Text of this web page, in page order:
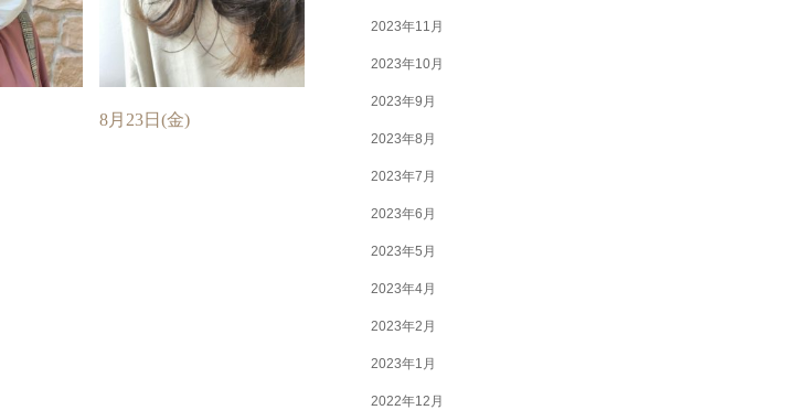
8月23日(金)
2023年11月
2023年10月
2023年9月
2023年8月
2023年7月
2023年6月
2023年5月
2023年4月
2023年2月
2023年1月
2022年12月